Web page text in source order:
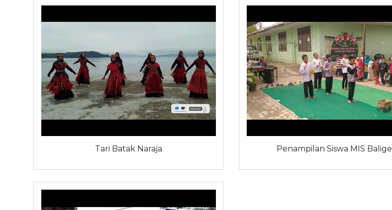
Tari Batak Naraja Penampilan Siswa MIS Balige